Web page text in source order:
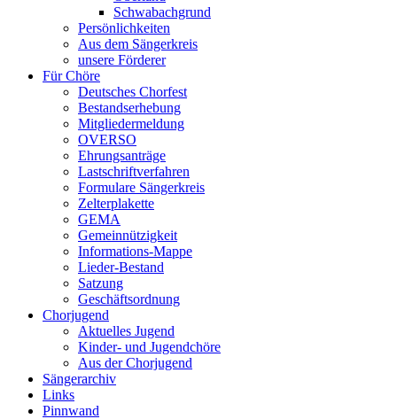
Schwabachgrund
Persönlichkeiten
Aus dem Sängerkreis
unsere Förderer
Für Chöre
Deutsches Chorfest
Bestandserhebung
Mitgliedermeldung
OVERSO
Ehrungsanträge
Lastschriftverfahren
Formulare Sängerkreis
Zelterplakette
GEMA
Gemeinnützigkeit
Informations-Mappe
Lieder-Bestand
Satzung
Geschäftsordnung
Chorjugend
Aktuelles Jugend
Kinder- und Jugendchöre
Aus der Chorjugend
Sängerarchiv
Links
Pinnwand